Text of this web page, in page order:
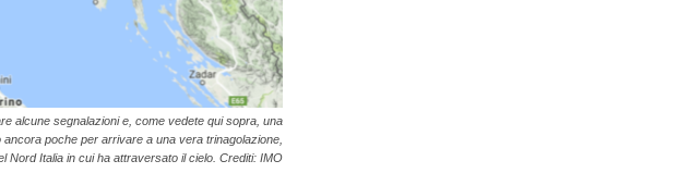
alcune segnalazioni e, come vedete qui sopra, una
poche per arrivare a una vera trinagolazione,
Nord Italia in cui ha attraversato il cielo. Crediti: IMO